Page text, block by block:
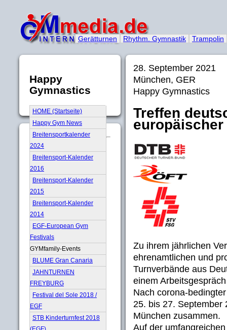
Gerätturnen Rhythm. Gymnastik Trampolin
Happy
Gymnastics
HOME (Startseite)
Happy Gym News
Breitensportkalender
2024
Breitensport-Kalender
2016
Breitensport-Kalender
2015
Breitensport-Kalender
2014
EGF-European Gym
Festivals
GYMfamily-Events
BLUME Gran Canaria
JAHNTURNEN
FREYBURG
Festival del Sole 2018 /
EGF
STB Kinderturnfest 2018
28. September 2021
München, GER
Happy Gymnastics
Treffen
Zu ihrem jährlichen
ehrenamtlichen und
Turnverbände aus
einem
Nach corona-
25. bis 27. September
München zusammen.
Auf der